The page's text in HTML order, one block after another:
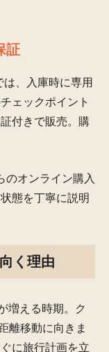
証
、入庫時に専用
ェックポイント
付きで販売。購
のオンライン購入
態を丁寧に説明
く理由
増える時期。ク
離移動に向きま
に旅行計画を立